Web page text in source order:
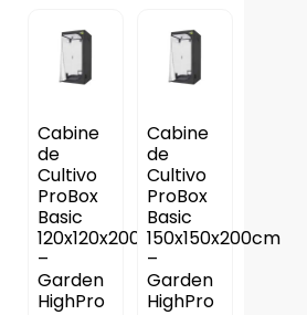
Cabine
de
Cultivo
ProBox
Basic
120x120x200cm
–
Garden
HighPro
Cabine
de
Cultivo
ProBox
Basic
150x150x200cm
–
Garden
HighPro